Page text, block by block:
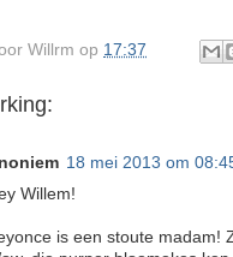
Willrm op 17:37
18 mei 2013 om
Willem!
is een stoute madam!